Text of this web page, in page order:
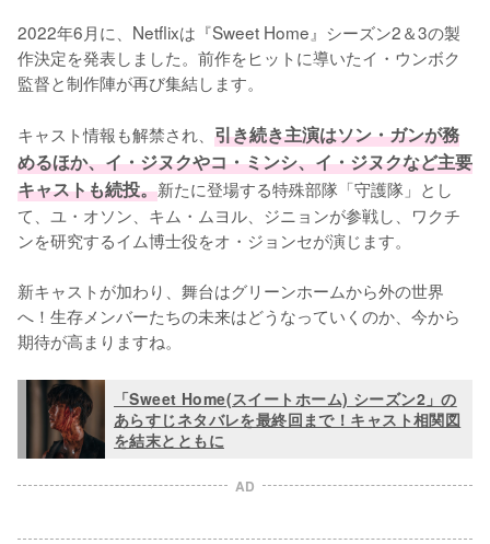
2022年6月に、Netflixは『Sweet Home』シーズン2＆3の製
作決定を発表しました。前作をヒットに導いたイ・ウンボク
監督と制作陣が再び集結します。
キャスト情報も解禁され、 引き続き主演はソン・ガンが務
めるほか、イ・ジヌクやコ・ミンシ、イ・ジヌクなど主要
キャストも続投。新たに登場する特殊部隊「守護隊」とし
て、ユ・オソン、キム・ムヨル、ジニョンが参戦し、ワクチ
ンを研究するイム博士役をオ・ジョンセが演じます。
新キャストが加わり、舞台はグリーンホームから外の世界
へ！生存メンバーたちの未来はどうなっていくのか、今から
期待が高まりますね。
「Sweet Home(スイートホーム) シーズン2」の
あらすじネタバレを最終回まで！キャスト相関図
を結末とともに
AD